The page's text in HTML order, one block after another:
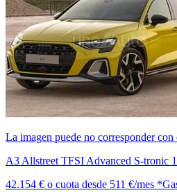
La imagen puede no corresponder
A3 Allstreet TFSI Advanced S-tronic
42.154 € o cuota desde 511 €/mes *